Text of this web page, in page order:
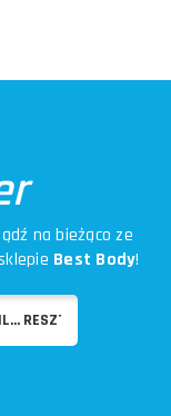
na bieżąco ze
Best Body!